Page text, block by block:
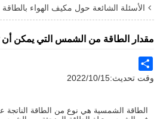
الأسئلة الشائعة حول مكيف الهواء
مقدار الطاقة من الشمس التي يمكن أن
Share
وقت تحديث:2022/10/15
الطاقة الشمسية هي نوع من الطاقة الناتجة